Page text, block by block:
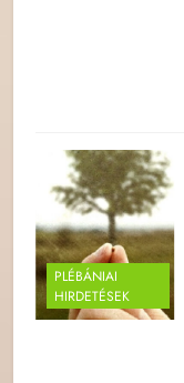
PLÉBÁNIAI
HIRDETÉSEK